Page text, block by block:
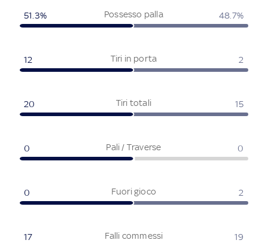
Possesso palla
51.3% 48.7%
Tiri in porta
12 2
Tiri totali
20 15
Pali / Traverse
0 0
Fuori gioco
0 2
Falli commessi
17 19